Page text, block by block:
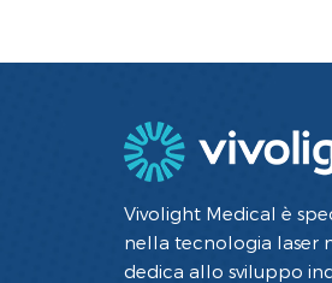
Vivolight Medical è
nella tecnologia laser
dedica allo sviluppo